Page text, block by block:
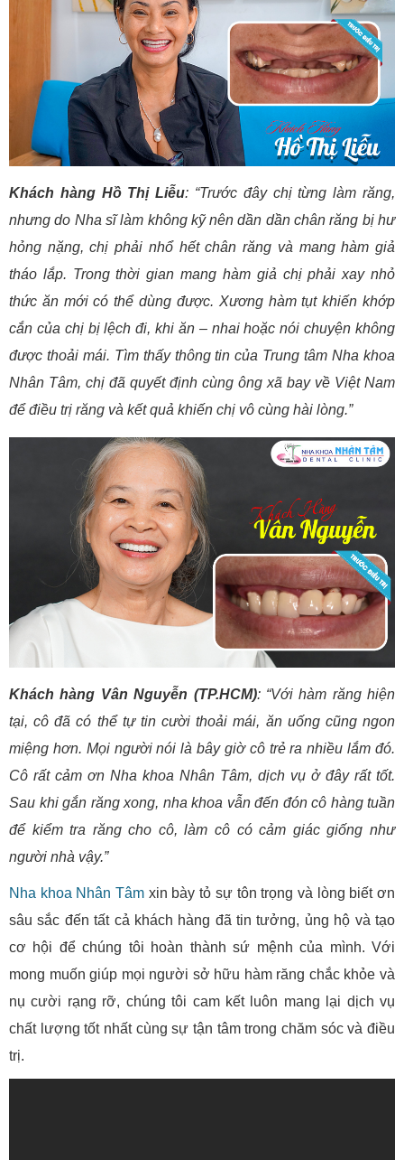
Khách hàng Hồ Thị Liễu: “Trước đây chị từng làm răng,
nhưng do Nha sĩ làm không kỹ nên dần dần chân răng bị hư
hỏng nặng, chị phải nhổ hết chân răng và mang hàm giả
tháo lắp. Trong thời gian mang hàm giả chị phải xay nhỏ
thức ăn mới có thể dùng được. Xương hàm tụt khiến khớp
cắn của chị bị lệch đi, khi ăn – nhai hoặc nói chuyện không
được thoải mái. Tìm thấy thông tin của Trung tâm Nha khoa
Nhân Tâm, chị đã quyết định cùng ông xã bay về Việt Nam
để điều trị răng và kết quả khiến chị vô cùng hài lòng.”
Khách hàng Vân Nguyễn (TP.HCM): “Với hàm răng hiện
tại, cô đã có thể tự tin cười thoải mái, ăn uống cũng ngon
miệng hơn. Mọi người nói là bây giờ cô trẻ ra nhiều lắm đó.
Cô rất cảm ơn Nha khoa Nhân Tâm, dịch vụ ở đây rất tốt.
Sau khi gắn răng xong, nha khoa vẫn đến đón cô hàng tuần
để kiểm tra răng cho cô, làm cô có cảm giác giống như
người nhà vậy.”
Nha khoa Nhân Tâm xin bày tỏ sự tôn trọng và lòng biết ơn
sâu sắc đến tất cả khách hàng đã tin tưởng, ủng hộ và tạo
cơ hội để chúng tôi hoàn thành sứ mệnh của mình. Với
mong muốn giúp mọi người sở hữu hàm răng chắc khỏe và
nụ cười rạng rỡ, chúng tôi cam kết luôn mang lại dịch vụ
chất lượng tốt nhất cùng sự tận tâm trong chăm sóc và điều
trị.